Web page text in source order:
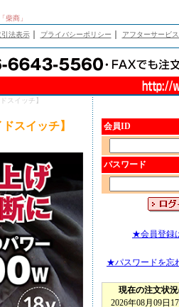
柴商」
法表示｜ プライバシーポリシー アフターサービ
スイッチ】
スイッチ】 会員ID
パスワード
★会員登録
★パスワードを忘